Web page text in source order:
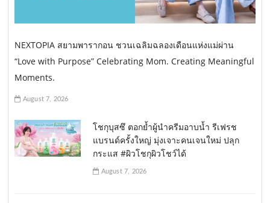
NEXTOPIA สยามพารากอน ชวนเฉลิมฉลองเดือนแห่งแม่ผ่าน
“Love with Purpose” Celebrating Mom. Creating Meaningful
Moments.
August 7, 2026
โชกุบุสซึ ตอกย้ำผู้นำครีมอาบน้ำ รีเฟรช
แบรนด์ครั้งใหญ่ มุ่งเจาะคนเจนใหม่ ปลุก
กระแส #ผิวโชกุผิวโชว์ได้
August 7, 2026